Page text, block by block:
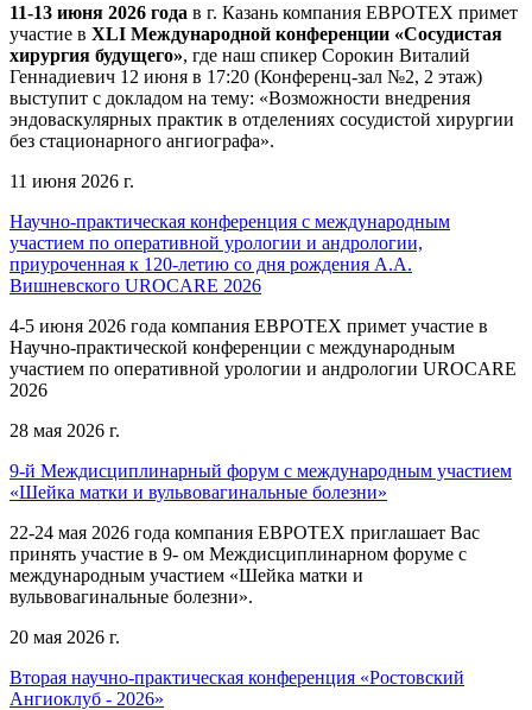
11-13 июня 2026 года в г. Казань компания ЕВРОТЕХ примет
участие в XLI Международной конференции «Сосудистая
хирургия будущего», где наш спикер Сорокин Виталий
Геннадиевич 12 июня в 17:20 (Конференц-зал №2, 2 этаж)
выступит с докладом на тему: «Возможности внедрения
эндоваскулярных практик в отделениях сосудистой хирургии
без стационарного ангиографа».
11 июня 2026 г.
Научно-практическая конференция с международным
участием по оперативной урологии и андрологии,
приуроченная к 120-летию со дня рождения А.А.
Вишневского UROCARE 2026
4-5 июня 2026 года компания ЕВРОТЕХ примет участие в
Научно-практической конференции с международным
участием по оперативной урологии и андрологии UROCARE
2026
28 мая 2026 г.
9-й Междисциплинарный форум с международным участием
«Шейка матки и вульвовагинальные болезни»
22-24 мая 2026 года компания ЕВРОТЕХ приглашает Вас
принять участие в 9- ом Междисциплинарном форуме с
международным участием «Шейка матки и
вульвовагинальные болезни».
20 мая 2026 г.
Вторая научно-практическая конференция «Ростовский
Ангиоклуб - 2026»